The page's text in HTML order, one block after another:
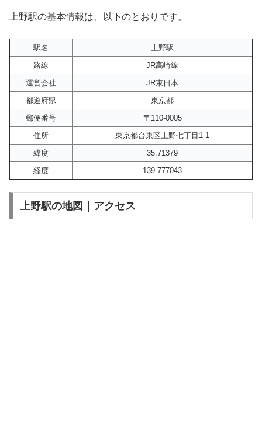
上野駅の基本情報は、以下のとおりです。
駅名
上野駅
路線
JR高崎線
運営会社
JR東日本
都道府県
東京都
郵便番号
〒110-0005
住所
東京都台東区上野七丁目1-1
緯度
35.71379
経度
139.777043
上野駅の地図｜アクセス